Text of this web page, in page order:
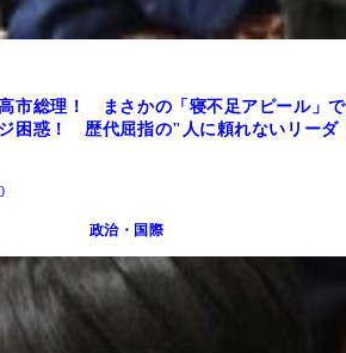
市総理！ まさかの「寝不足アピール」で
困惑！ 歴代屈指の"人に頼れないリーダ
政治・国際